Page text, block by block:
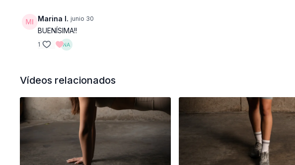
Marina I. junio 30
BUENÍSIMA!!
1
Vídeos relacionados